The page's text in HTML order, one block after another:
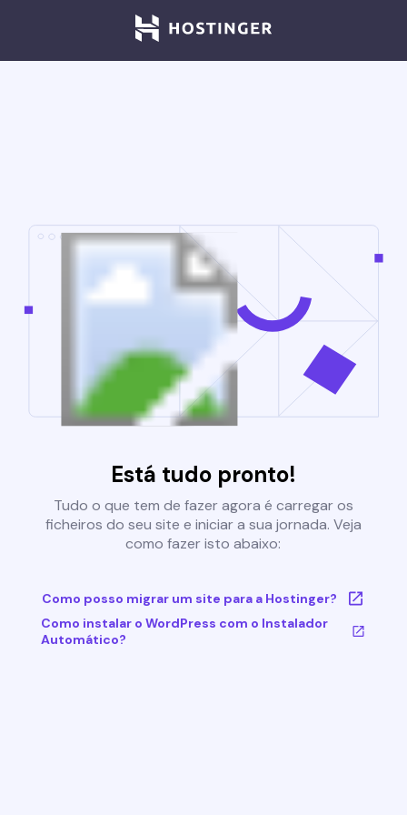
Está tudo pronto!
Tudo o que tem de fazer agora é carregar os
ficheiros do seu site e iniciar a sua jornada. Veja
como fazer isto abaixo:
Como posso migrar um site para a Hostinger?
Como instalar o WordPress com o Instalador
Automático?